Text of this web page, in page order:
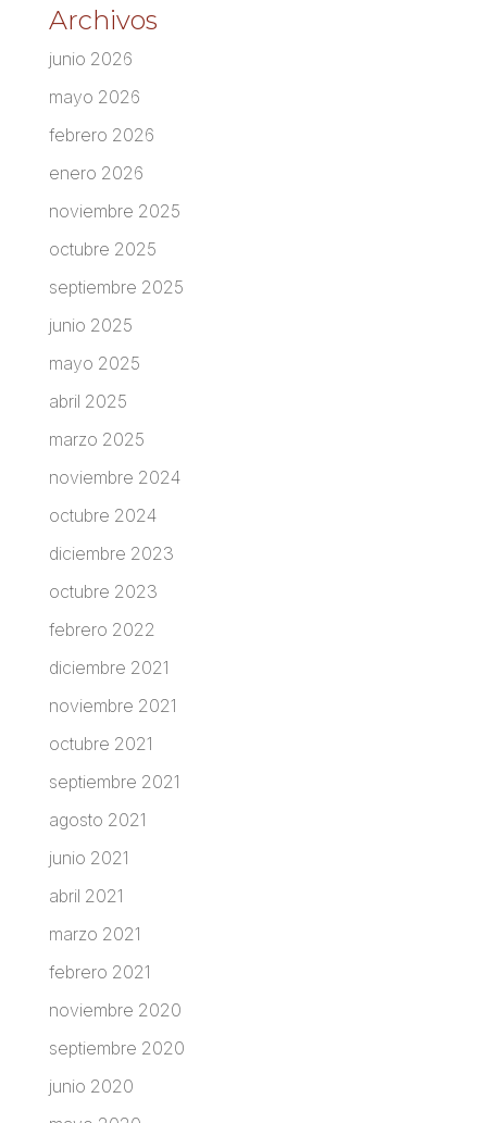
Archivos
junio 2026
mayo 2026
febrero 2026
enero 2026
noviembre 2025
octubre 2025
septiembre 2025
junio 2025
mayo 2025
abril 2025
marzo 2025
noviembre 2024
octubre 2024
diciembre 2023
octubre 2023
febrero 2022
diciembre 2021
noviembre 2021
octubre 2021
septiembre 2021
agosto 2021
junio 2021
abril 2021
marzo 2021
febrero 2021
noviembre 2020
septiembre 2020
junio 2020